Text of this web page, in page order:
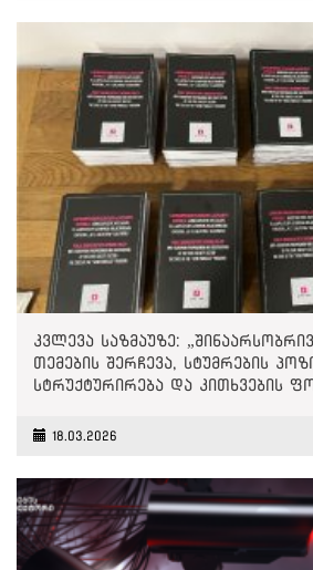
კვლევა საზმაუზე:
თემების შერჩევა, სტუმრების
სტრუქტურირება და კითხვების
პოლიტიკასა და ნარატივებთან“
18.03.2026